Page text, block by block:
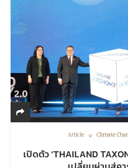
Article Climate
เปิดตัว ‘THAILAND